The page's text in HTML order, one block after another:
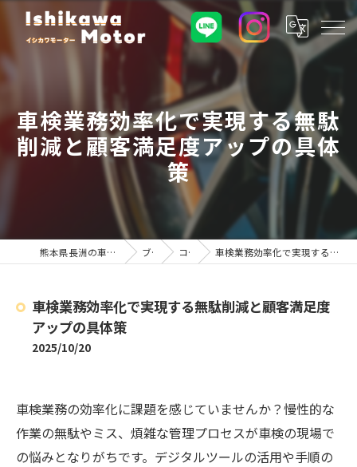
車検業務効率化で実現する無駄
削減と顧客満足度アップの具体
策
熊本県長洲の車屋ならイシカワモーター ブログ コラム 車検業務効率化で実現する無駄削減と顧客満足度アップの具体策
車検業務効率化で実現する無駄削減と顧客満足度
アップの具体策
2025/10/20
車検業務の効率化に課題を感じていませんか？慢性的な
作業の無駄やミス、煩雑な管理プロセスが車検の現場で
の悩みとなりがちです。デジタルツールの活用や手順の